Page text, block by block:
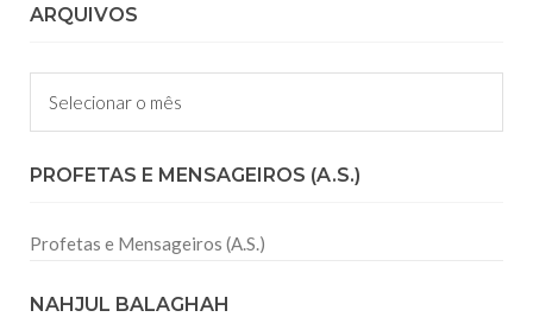
ARQUIVOS
Arquivos
PROFETAS E MENSAGEIROS (A.S.)
Profetas e Mensageiros (A.S.)
NAHJUL BALAGHAH